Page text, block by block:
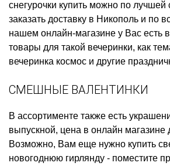
снегурочки купить можно по лучшей
заказать доставку в Никополь и по
нашем онлайн-магазине у Вас есть
товары для такой вечеринки, как
вечеринка космос и другие
СМЕШНЫЕ ВАЛЕНТИНКИ
В ассортименте также есть
выпускной, цена в онлайн магазине
Возможно, Вам еще нужно купить
новогоднюю гирлянду - поместите